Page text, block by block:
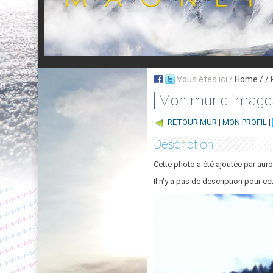
Vous êtes ici / Home / /
Mon mur
RETOUR MUR | MON PROFIL |
Description
Cette photo a été ajoutée par
Il n'y a pas de description pour